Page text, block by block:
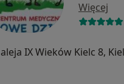
Więcej
aleja IX Wieków Kielc 8,